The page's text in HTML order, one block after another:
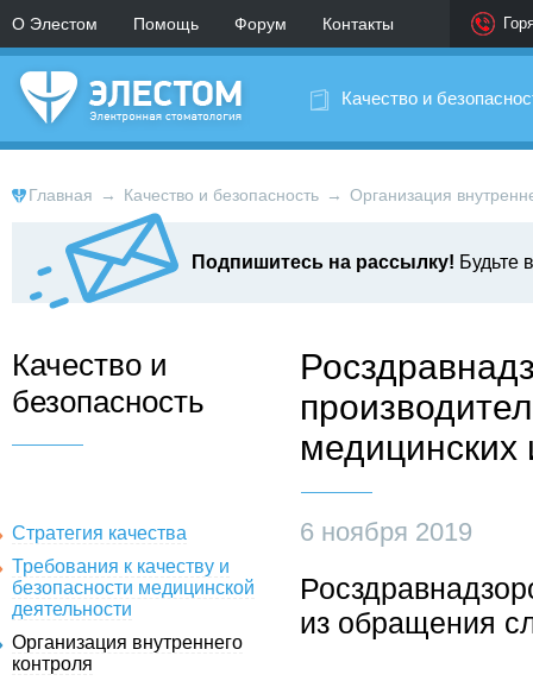
О Элестом Помощь Форум Контакты
Качество и
Главная → Качество и безопасность → Организация
Подпишитесь на рассылку! Будьте
Качество и
безопасность
медицинских
Стратегия качества
Требования к качеству и
безопасности медицинской
деятельности
Организация внутреннего
контроля
6 ноября 2019
из обращения